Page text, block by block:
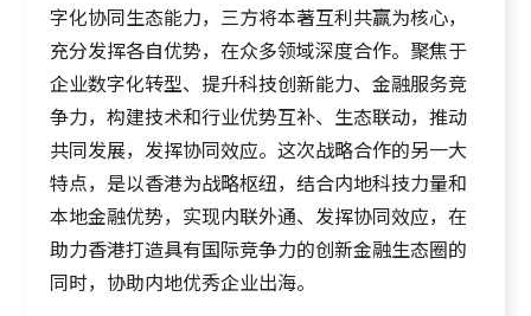
字化协同生态能力，三方将本著互利共赢为核心，
充分发挥各自优势，在众多领域深度合作。聚焦于
企业数字化转型、提升科技创新能力、金融服务竞
争力，构建技术和行业优势互补、生态联动，推动
共同发展，发挥协同效应。这次战略合作的另一大
特点，是以香港为战略枢纽，结合内地科技力量和
本地金融优势，实现内联外通、发挥协同效应，在
助力香港打造具有国际竞争力的创新金融生态圈的
同时，协助内地优秀企业出海。